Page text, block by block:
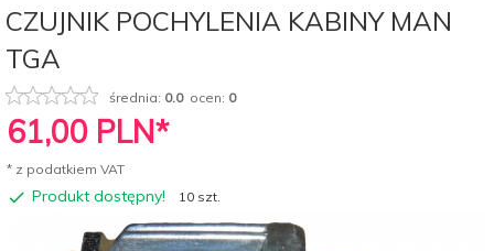
CZUJNIK POCHYLENIA KABINY MAN
TGA
średnia: 0.0ocen: 0
61,00 PLN*
* z podatkiem VAT
Produkt dostępny! 10 szt.